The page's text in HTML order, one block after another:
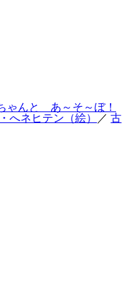
ゃんと あ～そ～ぼ！
へネヒテン（絵） ／ 古